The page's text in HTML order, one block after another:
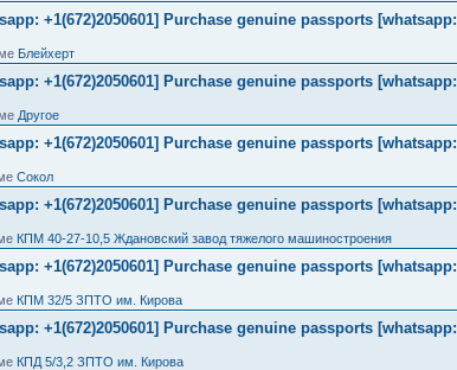
+1(672)2050601] Purchase genuine passports [whatsapp:
Блейхерт
+1(672)2050601] Purchase genuine passports [whatsapp:
Другое
+1(672)2050601] Purchase genuine passports [whatsapp:
Сокол
+1(672)2050601] Purchase genuine passports [whatsapp:
КПМ 40-27-10,5 Ждановский завод тяжелого машиностроения
+1(672)2050601] Purchase genuine passports [whatsapp:
КПМ 32/5 ЗПТО им. Кирова
+1(672)2050601] Purchase genuine passports [whatsapp:
КПД 5/3,2 ЗПТО им. Кирова